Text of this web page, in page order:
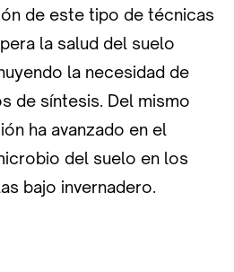
de este tipo de técnicas
la salud del suelo
la necesidad de
de síntesis. Del mismo
ha avanzado en el
del suelo en los
bajo invernadero.